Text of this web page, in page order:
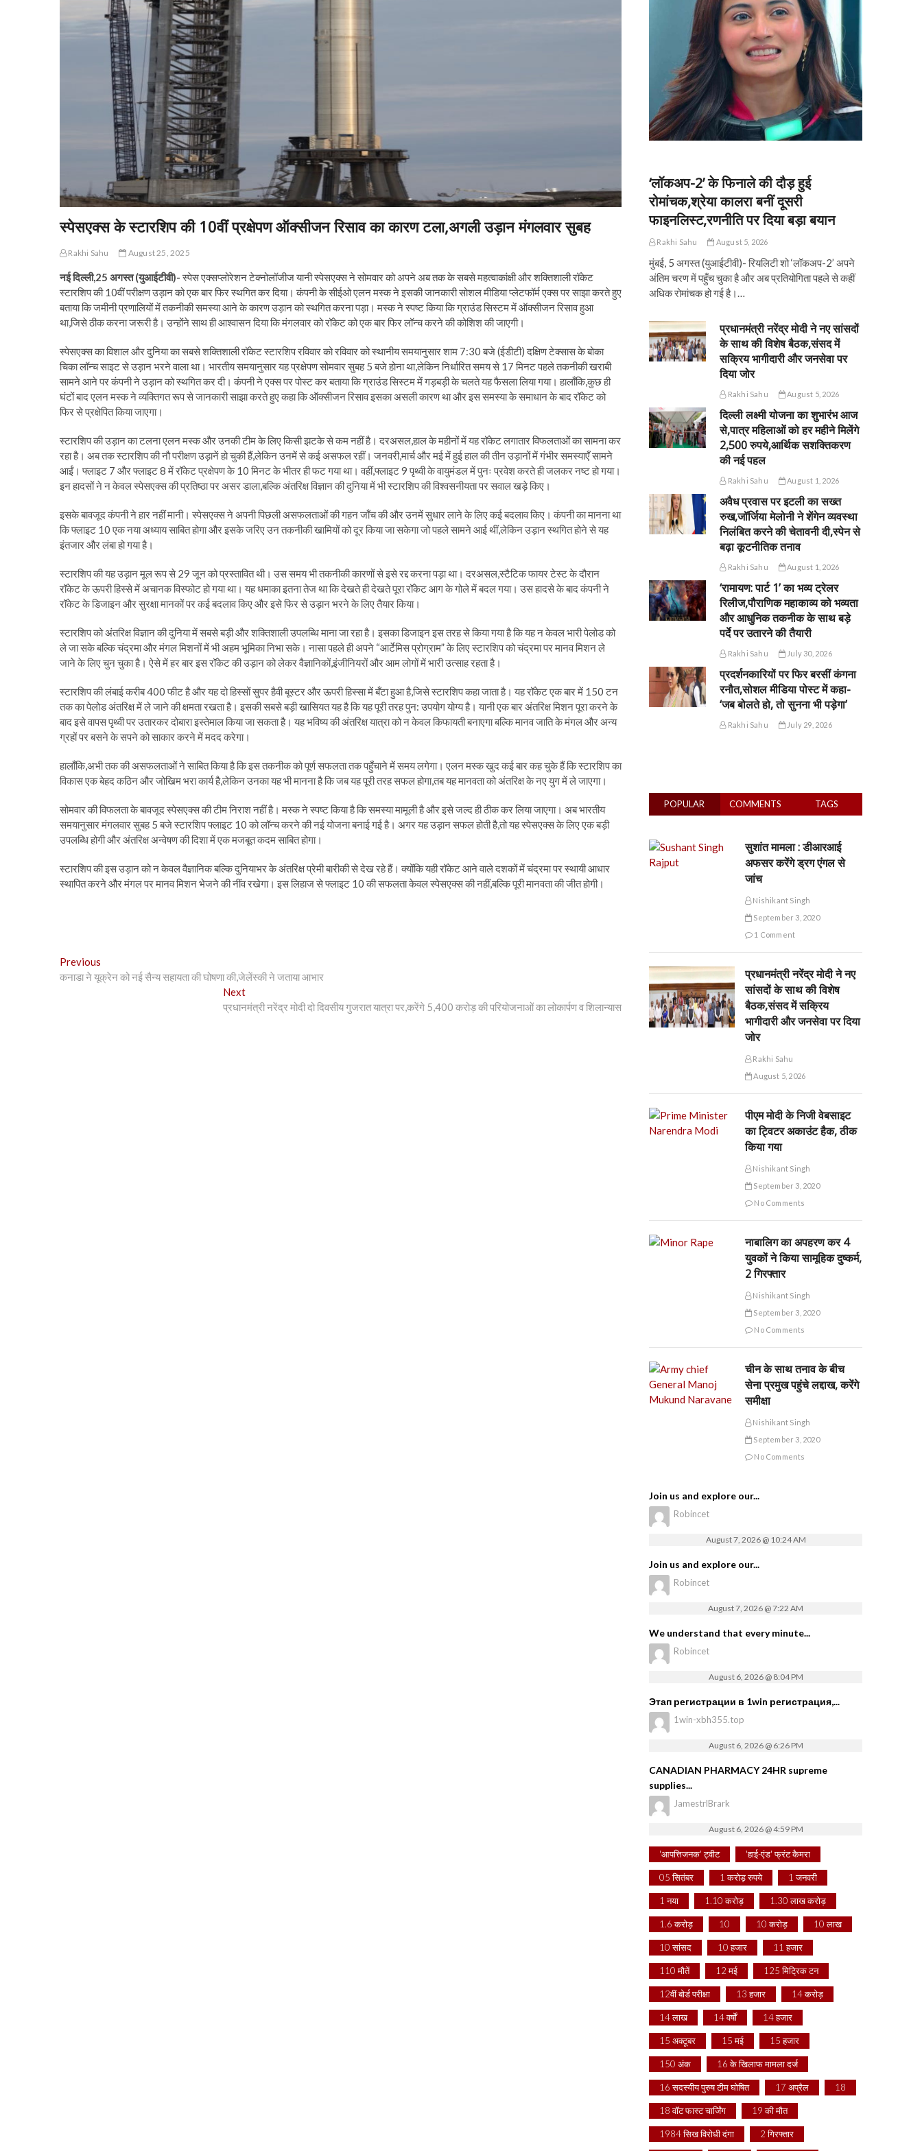
स्पेसएक्स के स्टारशिप की 10वीं प्रक्षेपण ऑक्सीजन रिसाव का कारण टला,अगली उड़ान मंगलवार सुबह
Rakhi Sahu August 25, 2025
नई दिल्ली,25 अगस्त (युआईटीवी)-स्पेस एक्सप्लोरेशन टेक्नोलॉजीज यानी स्पेसएक्स ने सोमवार को अपने अब तक के सबसे महत्वाकांक्षी और शक्तिशाली रॉकेट
स्टारशिप की 10वीं परीक्षण उड़ान को एक बार फिर स्थगित कर दिया। कंपनी के सीईओ एलन मस्क ने इसकी जानकारी सोशल मीडिया प्लेटफॉर्म एक्स पर साझा करते हुए
बताया कि जमीनी प्रणालियों में तकनीकी समस्या आने के कारण उड़ान को स्थगित करना पड़ा। मस्क ने स्पष्ट किया कि ग्राउंड सिस्टम में ऑक्सीजन रिसाव हुआ
था,जिसे ठीक करना जरूरी है। उन्होंने साथ ही आश्वासन दिया कि मंगलवार को रॉकेट को एक बार फिर लॉन्च करने की कोशिश की जाएगी।
स्पेसएक्स का विशाल और दुनिया का सबसे शक्तिशाली रॉकेट स्टारशिप रविवार को रविवार को स्थानीय समयानुसार शाम 7:30 बजे (ईडीटी) दक्षिण टेक्सास के बोका
चिका लॉन्च साइट से उड़ान भरने वाला था। भारतीय समयानुसार यह प्रक्षेपण सोमवार सुबह 5 बजे होना था,लेकिन निर्धारित समय से 17 मिनट पहले तकनीकी खराबी
सामने आने पर कंपनी ने उड़ान को स्थगित कर दी। कंपनी ने एक्स पर पोस्ट कर बताया कि ग्राउंड सिस्टम में गड़बड़ी के चलते यह फैसला लिया गया। हालाँकि,कुछ ही
घंटों बाद एलन मस्क ने व्यक्तिगत रूप से जानकारी साझा करते हुए कहा कि ऑक्सीजन रिसाव इसका असली कारण था और इस समस्या के समाधान के बाद रॉकेट को
फिर से प्रक्षेपित किया जाएगा।
स्टारशिप की उड़ान का टलना एलन मस्क और उनकी टीम के लिए किसी झटके से कम नहीं है। दरअसल,हाल के महीनों में यह रॉकेट लगातार विफलताओं का सामना कर
रहा है। अब तक स्टारशिप की नौ परीक्षण उड़ानें हो चुकी हैं,लेकिन उनमें से कई असफल रहीं। जनवरी,मार्च और मई में हुई हाल की तीन उड़ानों में गंभीर समस्याएँ सामने
आईं। फ्लाइट 7 और फ्लाइट 8 में रॉकेट प्रक्षेपण के 10 मिनट के भीतर ही फट गया था। वहीं,फ्लाइट 9 पृथ्वी के वायुमंडल में पुनः प्रवेश करते ही जलकर नष्ट हो गया।
इन हादसों ने न केवल स्पेसएक्स की प्रतिष्ठा पर असर डाला,बल्कि अंतरिक्ष विज्ञान की दुनिया में भी स्टारशिप की विश्वसनीयता पर सवाल खड़े किए।
इसके बावजूद कंपनी ने हार नहीं मानी। स्पेसएक्स ने अपनी पिछली असफलताओं की गहन जाँच की और उनमें सुधार लाने के लिए कई बदलाव किए। कंपनी का मानना था
कि फ्लाइट 10 एक नया अध्याय साबित होगा और इसके जरिए उन तकनीकी खामियों को दूर किया जा सकेगा जो पहले सामने आई थीं,लेकिन उड़ान स्थगित होने से यह
इंतजार और लंबा हो गया है।
स्टारशिप की यह उड़ान मूल रूप से 29 जून को प्रस्तावित थी। उस समय भी तकनीकी कारणों से इसे रद्द करना पड़ा था। दरअसल,स्टैटिक फायर टेस्ट के दौरान
रॉकेट के ऊपरी हिस्से में अचानक विस्फोट हो गया था। यह धमाका इतना तेज था कि देखते ही देखते पूरा रॉकेट आग के गोले में बदल गया। उस हादसे के बाद कंपनी ने
रॉकेट के डिजाइन और सुरक्षा मानकों पर कई बदलाव किए और इसे फिर से उड़ान भरने के लिए तैयार किया।
स्टारशिप को अंतरिक्ष विज्ञान की दुनिया में सबसे बड़ी और शक्तिशाली उपलब्धि माना जा रहा है। इसका डिजाइन इस तरह से किया गया है कि यह न केवल भारी पेलोड को
ले जा सके बल्कि चंद्रमा और मंगल मिशनों में भी अहम भूमिका निभा सके। नासा पहले ही अपने “आर्टेमिस प्रोग्राम” के लिए स्टारशिप को चंद्रमा पर मानव मिशन ले
जाने के लिए चुन चुका है। ऐसे में हर बार इस रॉकेट की उड़ान को लेकर वैज्ञानिकों,इंजीनियरों और आम लोगों में भारी उत्साह रहता है।
स्टारशिप की लंबाई करीब 400 फीट है और यह दो हिस्सों सुपर हैवी बूस्टर और ऊपरी हिस्सा में बँटा हुआ है,जिसे स्टारशिप कहा जाता है। यह रॉकेट एक बार में 150 टन
तक का पेलोड अंतरिक्ष में ले जाने की क्षमता रखता है। इसकी सबसे बड़ी खासियत यह है कि यह पूरी तरह पुन: उपयोग योग्य है। यानी एक बार अंतरिक्ष मिशन पूरा करने के
बाद इसे वापस पृथ्वी पर उतारकर दोबारा इस्तेमाल किया जा सकता है। यह भविष्य की अंतरिक्ष यात्रा को न केवल किफायती बनाएगा बल्कि मानव जाति के मंगल और अन्य
ग्रहों पर बसने के सपने को साकार करने में मदद करेगा।
हालाँकि,अभी तक की असफलताओं ने साबित किया है कि इस तकनीक को पूर्ण सफलता तक पहुँचाने में समय लगेगा। एलन मस्क खुद कई बार कह चुके हैं कि स्टारशिप का
विकास एक बेहद कठिन और जोखिम भरा कार्य है,लेकिन उनका यह भी मानना है कि जब यह पूरी तरह सफल होगा,तब यह मानवता को अंतरिक्ष के नए युग में ले जाएगा।
सोमवार की विफलता के बावजूद स्पेसएक्स की टीम निराश नहीं है। मस्क ने स्पष्ट किया है कि समस्या मामूली है और इसे जल्द ही ठीक कर लिया जाएगा। अब भारतीय
समयानुसार मंगलवार सुबह 5 बजे स्टारशिप फ्लाइट 10 को लॉन्च करने की नई योजना बनाई गई है। अगर यह उड़ान सफल होती है,तो यह स्पेसएक्स के लिए एक बड़ी
उपलब्धि होगी और अंतरिक्ष अन्वेषण की दिशा में एक मजबूत कदम साबित होगा।
स्टारशिप की इस उड़ान को न केवल वैज्ञानिक बल्कि दुनियाभर के अंतरिक्ष प्रेमी बारीकी से देख रहे हैं। क्योंकि यही रॉकेट आने वाले दशकों में चंद्रमा पर स्थायी आधार
स्थापित करने और मंगल पर मानव मिशन भेजने की नींव रखेगा। इस लिहाज से फ्लाइट 10 की सफलता केवल स्पेसएक्स की नहीं,बल्कि पूरी मानवता की जीत होगी।
Post
navigation
Previous
post:
कनाडा ने यूक्रेन को नई सैन्य सहायता की घोषणा की,जेलेंस्की ने जताया आभार
NextNext
post:
प्रधानमंत्री नरेंद्र मोदी दो दिवसीय गुजरात यात्रा पर,करेंगे 5,400 करोड़ की परियोजनाओं का लोकार्पण व शिलान्यास
‘लॉकअप-2’ के फिनाले की दौड़ हुई
रोमांचक,श्रेया कालरा बनीं दूसरी
फाइनलिस्ट,रणनीति पर दिया बड़ा बयान
Rakhi Sahu August 5, 2026
मुंबई, 5 अगस्त (युआईटीवी)- रियलिटी शो ‘लॉकअप-2’ अपने
अंतिम चरण में पहुँच चुका है और अब प्रतियोगिता पहले से कहीं
अधिक रोमांचक हो गई है।…
प्रधानमंत्री नरेंद्र मोदी ने नए सांसदों
के साथ की विशेष बैठक,संसद में
सक्रिय भागीदारी और जनसेवा पर
दिया जोर
Rakhi Sahu August 5, 2026
दिल्ली लक्ष्मी योजना का शुभारंभ आज
से,पात्र महिलाओं को हर महीने मिलेंगे
2,500 रुपये,आर्थिक सशक्तिकरण
की नई पहल
Rakhi Sahu August 1, 2026
अवैध प्रवास पर इटली का सख्त
रुख,जॉर्जिया मेलोनी ने शेंगेन व्यवस्था
निलंबित करने की चेतावनी दी,स्पेन से
बढ़ा कूटनीतिक तनाव
Rakhi Sahu August 1, 2026
‘रामायण: पार्ट 1’ का भव्य ट्रेलर
रिलीज,पौराणिक महाकाव्य को भव्यता
और आधुनिक तकनीक के साथ बड़े
पर्दे पर उतारने की तैयारी
Rakhi Sahu July 30, 2026
प्रदर्शनकारियों पर फिर बरसीं कंगना
रनौत,सोशल मीडिया पोस्ट में कहा-
‘जब बोलते हो, तो सुनना भी पड़ेगा’
Rakhi Sahu July 29, 2026
POPULAR COMMENTS TAGS
सुशांत मामला : डीआरआई
अफसर करेंगे ड्रग एंगल से
जांच
Nishikant Singh
September 3, 2020
1 Comment
प्रधानमंत्री नरेंद्र मोदी ने नए
सांसदों के साथ की विशेष
बैठक,संसद में सक्रिय
भागीदारी और जनसेवा पर दिया
जोर
Rakhi Sahu
August 5, 2026
पीएम मोदी के निजी वेबसाइट
का ट्विटर अकाउंट हैक, ठीक
किया गया
Nishikant Singh
September 3, 2020
No Comments
नाबालिग का अपहरण कर 4
युवकों ने किया सामूहिक दुष्कर्म,
2 गिरफ्तार
Nishikant Singh
September 3, 2020
No Comments
चीन के साथ तनाव के बीच
सेना प्रमुख पहुंचे लद्दाख, करेंगे
समीक्षा
Nishikant Singh
September 3, 2020
No Comments
Join us and explore our...
Robincet
August 7, 2026 @ 10:24 AM
Join us and explore our...
Robincet
August 7, 2026 @ 7:22 AM
We understand that every minute...
Robincet
August 6, 2026 @ 8:04 PM
Этап регистрации в 1win регистрация,...
1win-xbh355.top
August 6, 2026 @ 6:26 PM
CANADIAN PHARMACY 24HR supreme
supplies...
JamestrlBrark
August 6, 2026 @ 4:59 PM
'आपत्तिजनक' ट्वीट 'हाई-एंड' फ्रंट कैमरा
05 सितंबर 1 करोड़ रुपये 1 जनवरी
1 नया 1.10 करोड़ 1.30 लाख करोड़
1.6 करोड़ 10 10 करोड़ 10 लाख
10 सांसद 10 हजार 11 हजार
110 मौतें 12 मई 125 मिट्रिक टन
12वीं बोर्ड परीक्षा 13 हजार 14 करोड़
14 लाख 14 वर्षों 14 हजार
15 अक्टूबर 15 मई 15 हजार
150 अंक 16 के खिलाफ मामला दर्ज
16 सदस्यीय पुरुष टीम घोषित 17 अप्रैल 18
18 वॉट फास्ट चार्जिंग 19 की मौत
1984 सिख विरोधी दंगा 2 गिरफ्तार